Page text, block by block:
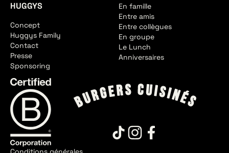
HUGGYS
Concept
Huggys Family
Contact
Presse
Sponsoring
En famille
Entre amis
Entre collègues
En groupe
Le Lunch
Anniversaires